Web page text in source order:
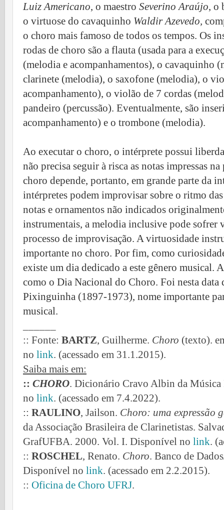
Luiz Americano, o maestro Severino Araújo, o
o virtuose do cavaquinho Waldir Azevedo,
o choro mais famoso de todos os tempos. Os
rodas de choro são a flauta (usada para a
(melodia e acompanhamentos), o cavaquinho
clarinete (melodia), o saxofone (melodia), o
acompanhamento), o violão de 7 cordas
pandeiro (percussão). Eventualmente, são
acompanhamento) e o trombone (melodia).
Ao executar o choro, o intérprete possui
não precisa seguir à risca as notas impressas
choro depende, portanto, em grande parte da
intérpretes podem improvisar sobre o ritmo
notas e ornamentos não indicados
instrumentais, a melodia inclusive pode sofrer
processo de improvisação. A virtuosidade
importante no choro. Por fim, como
existe um dia dedicado a este gênero musical.
como o Dia Nacional do Choro. Foi nesta data
Pixinguinha (1897-1973), nome importante
musical.
:: Fonte: BARTZ, Guilherme. Choro (texto).
no link. (acessado em 31.1.2015).
Saiba mais em:
:: CHORO. Dicionário Cravo Albin da
no link. (acessado em 7.4.2022).
:: RAULINO, Jailson. Choro: uma expressão
da Associação Brasileira de Clarinetistas.
GrafUFBA. 2000. Vol. I. Disponível no link.
:: ROSCHEL, Renato. Choro. Banco de
Disponível no link. (acessado em 2.2.2015).
:: Oficina de Choro UFRJ.